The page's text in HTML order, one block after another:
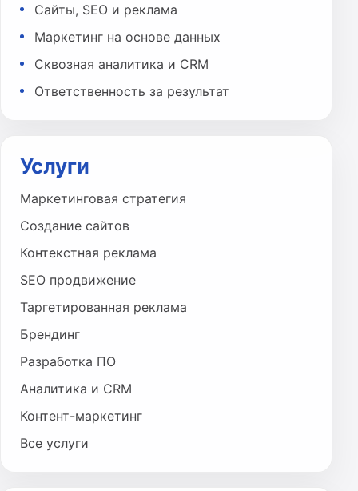
Сайты, SEO и реклама
Маркетинг на основе данных
Сквозная аналитика и CRM
Ответственность за результат
Услуги
Маркетинговая стратегия
Создание сайтов
Контекстная реклама
SEO продвижение
Таргетированная реклама
Брендинг
Разработка ПО
Аналитика и CRM
Контент-маркетинг
Все услуги